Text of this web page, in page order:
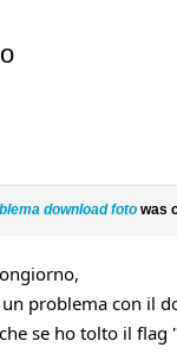
download fotowas
problema con il
se ho tolto il flag